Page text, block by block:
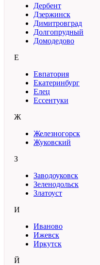
Дербент
Дзержинск
Димитровград
Долгопрудный
Домодедово
Е
Евпатория
Екатеринбург
Елец
Ессентуки
Ж
Железногорск
Жуковский
З
Заводоуковск
Зеленодольск
Златоуст
И
Иваново
Ижевск
Иркутск
Й